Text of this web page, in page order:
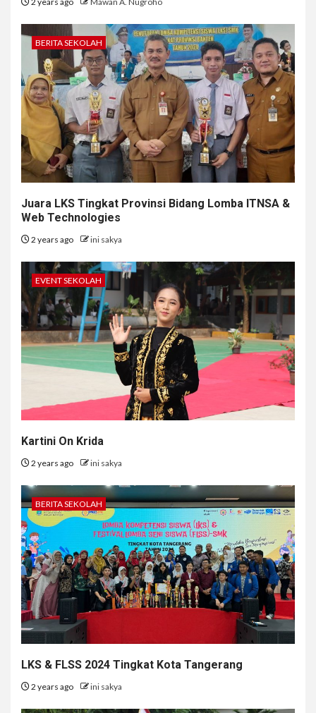
BERITA SEKOLAH
Juara LKS Tingkat Provinsi Bidang Lomba ITNSA &
Web Technologies
2 years ago ini sakya
EVENT SEKOLAH
Kartini On Krida
2 years ago ini sakya
BERITA SEKOLAH
LKS & FLSS 2024 Tingkat Kota Tangerang
2 years ago ini sakya